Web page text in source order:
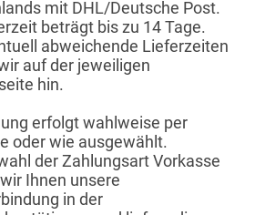
mit DHL/Deutsche Post.
beträgt bis zu 14 Tage.
abweichende Lieferzeiten
auf der jeweiligen
hin.
erfolgt wahlweise per
oder wie ausgewählt.
der Zahlungsart Vorkasse
Ihnen unsere
in der